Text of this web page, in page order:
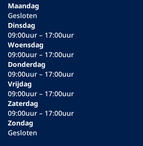
Maandag
Gesloten
Dinsdag
09:00uur – 17:00uur
Woensdag
09:00uur – 17:00uur
Donderdag
09:00uur – 17:00uur
Vrijdag
09:00uur – 17:00uur
Zaterdag
09:00uur – 17:00uur
Zondag
Gesloten